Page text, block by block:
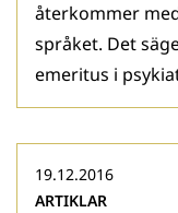
återkommer
språket. Det
emeritus i
19.12.2016
ARTIKLAR